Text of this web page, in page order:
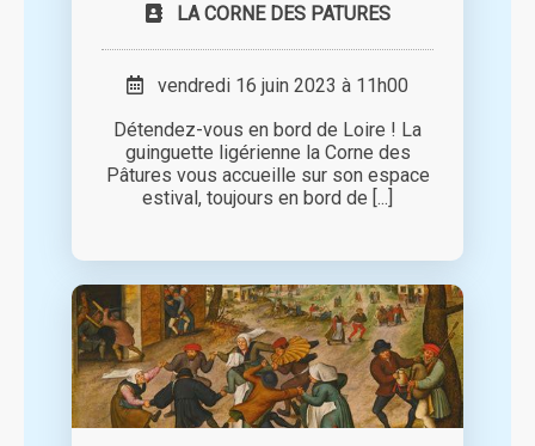
LA CORNE DES PATURES
vendredi 16 juin 2023 à 11h00
Détendez-vous en bord de Loire ! La
guinguette ligérienne la Corne des
Pâtures vous accueille sur son espace
estival, toujours en bord de [...]